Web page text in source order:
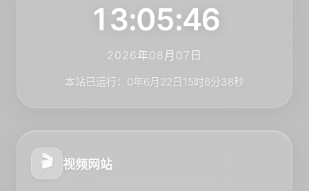
13:05:47
2026年08月07日
本站已运行：0年6月22日15时6分39秒
🎬 视频网站